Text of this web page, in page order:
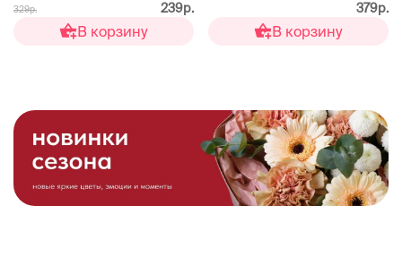
329р. 239р.
В корзину
379р.
В корзину